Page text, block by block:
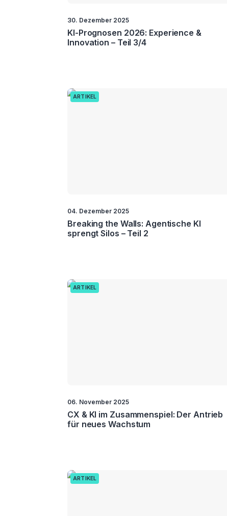
30. Dezember 2025
KI-Prognosen 2026: Experience &
Innovation – Teil 3/4
ARTIKEL
04. Dezember 2025
Breaking the Walls: Agentische KI
sprengt Silos – Teil 2
ARTIKEL
06. November 2025
CX & KI im Zusammenspiel: Der Antrieb
für neues Wachstum
ARTIKEL